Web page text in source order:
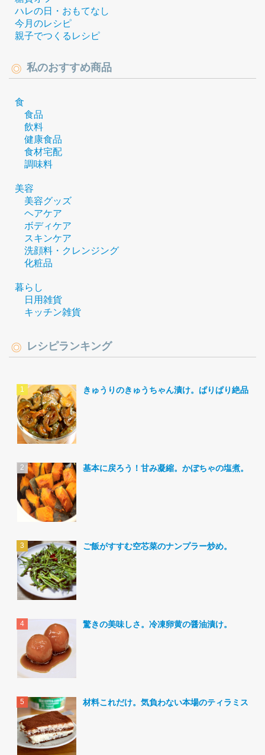
ハレの日・おもてなし
今月のレシピ
親子でつくるレシピ
私のおすすめ商品
食
食品
飲料
健康食品
食材宅配
調味料
美容
美容グッズ
ヘアケア
ボディケア
スキンケア
洗顔料・クレンジング
化粧品
暮らし
日用雑貨
キッチン雑貨
レシピランキング
きゅうりのきゅうちゃん漬け。ぱりぱり絶品。
基本に戻ろう！甘み凝縮。かぼちゃの塩煮。
ご飯がすすむ空芯菜のナンプラー炒め。
驚きの美味しさ。冷凍卵黄の醤油漬け。
材料これだけ。気負わない本場のティラミス。